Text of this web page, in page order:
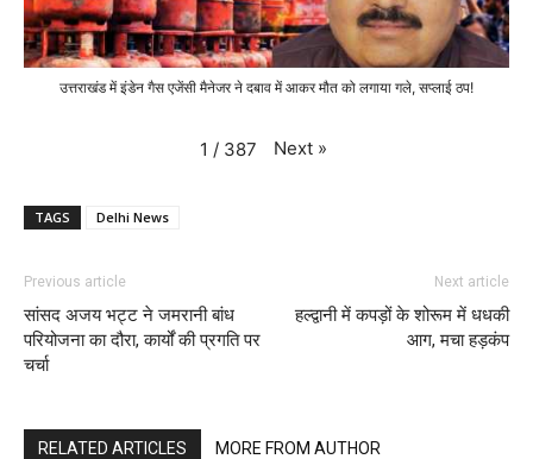
उत्तराखंड में इंडेन गैस एजेंसी मैनेजर ने दबाव में आकर मौत को लगाया गले, सप्लाई ठप!
1 / 387 Next »
TAGS Delhi News
Previous article
सांसद अजय भट्ट ने जमरानी बांध
परियोजना का दौरा, कार्यों की प्रगति पर
चर्चा
Next article
हल्द्वानी में कपड़ों के शोरूम में धधकी
आग, मचा हड़कंप
RELATED ARTICLES MORE FROM AUTHOR